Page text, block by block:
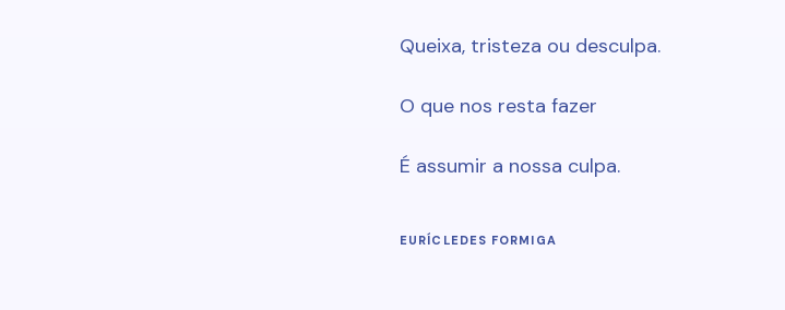
Queixa, tristeza ou desculpa.
O que nos resta fazer
É assumir a nossa culpa.
EURÍCLEDES FORMIGA